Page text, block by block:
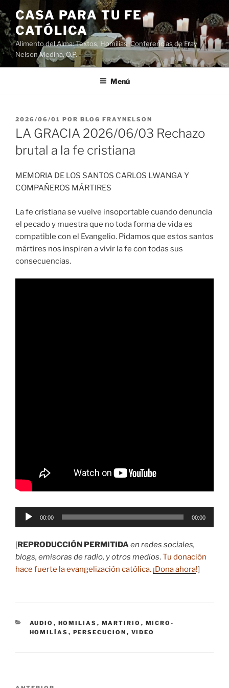
Saltar
al
contenido
CASA PARA TU FE
CATÓLICA
Alimento del Alma: Textos, Homilias, Conferencias de Fray
Nelson Medina, O.P.
Menú
PUBLICADO
EL
2026/06/01 POR BLOG FRAYNELSON
LA GRACIA 2026/06/03 Rechazo
brutal a la fe cristiana
MEMORIA DE LOS SANTOS CARLOS LWANGA Y
COMPAÑEROS MÁRTIRES
La fe cristiana se vuelve insoportable cuando denuncia
el pecado y muestra que no toda forma de vida es
compatible con el Evangelio. Pidamos que estos santos
mártires nos inspiren a vivir la fe con todas sus
consecuencias.
Reproductor
00:00 00:00
[REPRODUCCIÓN PERMITIDAen redes sociales,
blogs, emisoras de radio, y otros medios.Tu donación
hace fuerte la evangelización católica. ¡Dona ahora!]
CATEGORÍAS
AUDIO , HOMILIAS , MARTIRIO , MICRO-
HOMILÍAS , PERSECUCION , VIDEO